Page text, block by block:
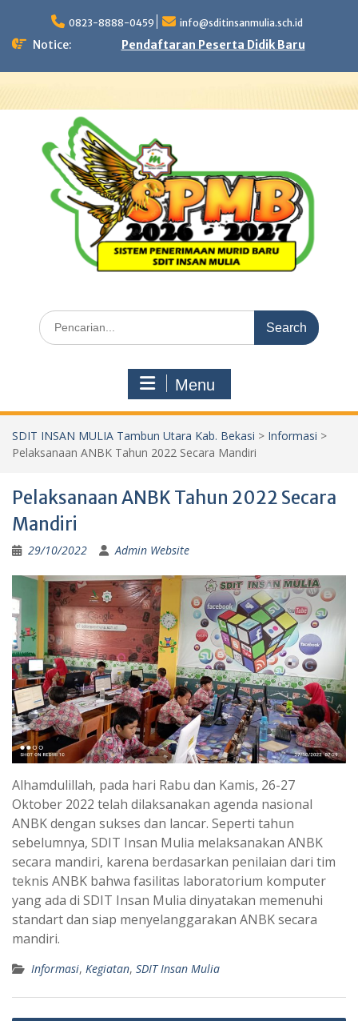
content
0823-8888-0459 info@sditinsanmulia.sch.id
Notice: Pendaftaran Peserta Didik Baru
Search
for:
Menu
SDIT INSAN MULIA Tambun Utara Kab. Bekasi > Informasi >
Pelaksanaan ANBK Tahun 2022 Secara Mandiri
Pelaksanaan ANBK Tahun 2022 Secara
Mandiri
29/10/2022 Admin Website
Alhamdulillah, pada hari Rabu dan Kamis, 26-27
Oktober 2022 telah dilaksanakan agenda nasional
ANBK dengan sukses dan lancar. Seperti tahun
sebelumnya, SDIT Insan Mulia melaksanakan ANBK
secara mandiri, karena berdasarkan penilaian dari tim
teknis ANBK bahwa fasilitas laboratorium komputer
yang ada di SDIT Insan Mulia dinyatakan memenuhi
standart dan siap menyelanggarakan ANBK secara
mandiri.
Informasi, Kegiatan, SDIT Insan Mulia